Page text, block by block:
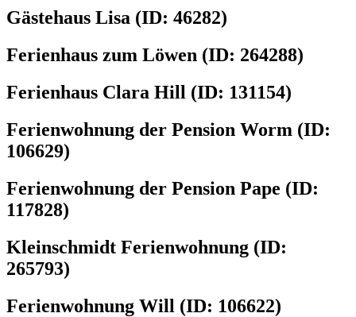
Gästehaus Lisa (ID: 46282)
Ferienhaus zum Löwen (ID: 264288)
Ferienhaus Clara Hill (ID: 131154)
Ferienwohnung der Pension Worm (ID:
106629)
Ferienwohnung der Pension Pape (ID:
117828)
Kleinschmidt Ferienwohnung (ID:
265793)
Ferienwohnung Will (ID: 106622)